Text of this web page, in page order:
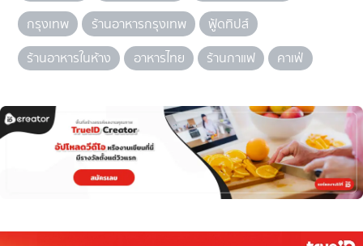
กรุงเทพ
ร้านอาหารกรุงเทพ
ฟู้ดทิปส์
ร้านอาหารในห้าง
อาหารไทย ร้านกาแฟ คาเฟ่